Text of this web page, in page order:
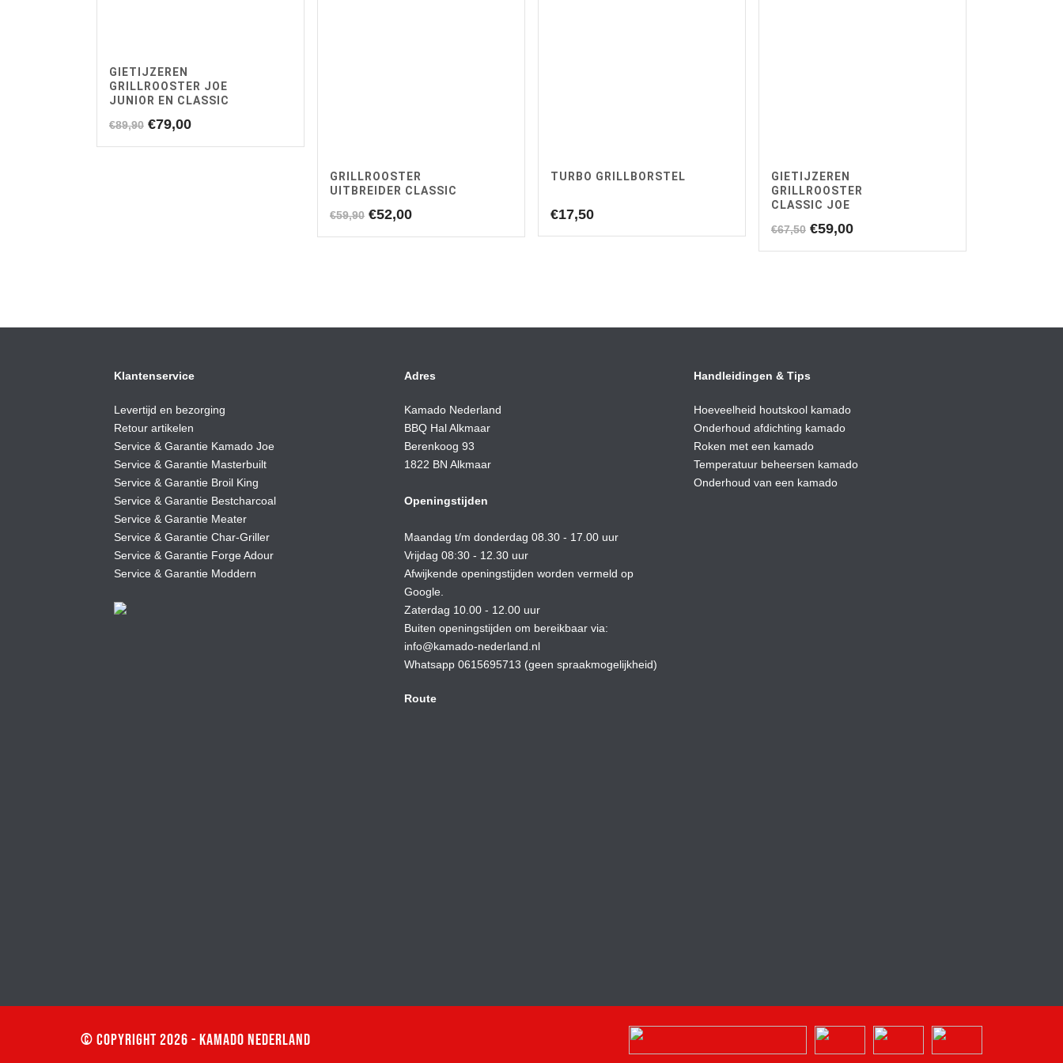
GIETIJZEREN
GRILLROOSTER JOE
JUNIOR EN CLASSIC
€89,90 Oorspronkelijke
€79,00Huidige
GRILLROOSTER
UITBREIDER CLASSIC
€59,90 Oorspronkelijke
€52,00Huidige
TURBO GRILLBORSTEL
€17,50
GIETIJZEREN
GRILLROOSTER
CLASSIC JOE
€67,50 Oorspronkelijke
€59,00Huidige
Klantenservice
Levertijd en bezorging
Retour artikelen
Service & Garantie Kamado Joe
Service & Garantie Masterbuilt
Service & Garantie Broil King
Service & Garantie Bestcharcoal
Service & Garantie Meater
Service & Garantie Char-Griller
Service & Garantie Forge Adour
Service & Garantie Moddern
Adres
Kamado Nederland
BBQ Hal Alkmaar
Berenkoog 93
1822 BN Alkmaar
Openingstijden
Maandag t/m donderdag 08.30 - 17.00 uur
Vrijdag 08:30 - 12.30 uur
Afwijkende openingstijden worden vermeld op
Google.
Zaterdag 10.00 - 12.00 uur
Buiten openingstijden om bereikbaar via:
info@kamado-nederland.nl
Whatsapp 0615695713 (geen spraakmogelijkheid)
Route
Handleidingen & Tips
Hoeveelheid houtskool kamado
Onderhoud afdichting kamado
Roken met een kamado
Temperatuur beheersen kamado
Onderhoud van een kamado
© Copyright 2026 - Kamado Nederland